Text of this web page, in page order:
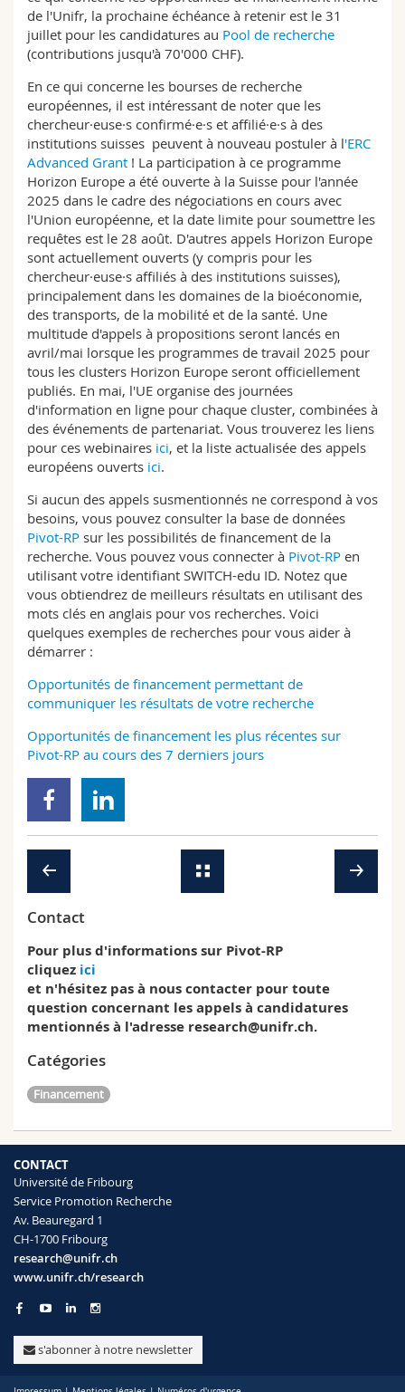
de l'Unifr, la prochaine échéance à retenir est le 31
juillet pour les candidatures au Pool de recherche
(contributions jusqu'à 70'000 CHF).
En ce qui concerne les bourses de recherche
européennes, il est intéressant de noter que les
chercheur·euse·s confirmé·e·s et affilié·e·s à des
institutions suisses peuvent à nouveau postuler à l'ERC
Advanced Grant ! La participation à ce programme
Horizon Europe a été ouverte à la Suisse pour l'année
2025 dans le cadre des négociations en cours avec
l'Union européenne, et la date limite pour soumettre les
requêtes est le 28 août. D'autres appels Horizon Europe
sont actuellement ouverts (y compris pour les
chercheur·euse·s affiliés à des institutions suisses),
principalement dans les domaines de la bioéconomie,
des transports, de la mobilité et de la santé. Une
multitude d'appels à propositions seront lancés en
avril/mai lorsque les programmes de travail 2025 pour
tous les clusters Horizon Europe seront officiellement
publiés. En mai, l'UE organise des journées
d'information en ligne pour chaque cluster, combinées à
des événements de partenariat. Vous trouverez les liens
pour ces webinaires ici, et la liste actualisée des appels
européens ouverts ici.
Si aucun des appels susmentionnés ne correspond à vos
besoins, vous pouvez consulter la base de données
Pivot-RP sur les possibilités de financement de la
recherche. Vous pouvez vous connecter à Pivot-RP en
utilisant votre identifiant SWITCH-edu ID. Notez que
vous obtiendrez de meilleurs résultats en utilisant des
mots clés en anglais pour vos recherches. Voici
quelques exemples de recherches pour vous aider à
démarrer :
Opportunités de financement permettant de
communiquer les résultats de votre recherche
Opportunités de financement les plus récentes sur
Pivot-RP au cours des 7 derniers jours
Contact
Pour plus d'informations sur Pivot-RP
cliquez ici
et n'hésitez pas à nous contacter pour toute
question concernant les appels à candidatures
mentionnés à l'adresse research@unifr.ch.
Catégories
Financement
CONTACT
Université de Fribourg
Service Promotion Recherche
Av. Beauregard 1
CH-1700 Fribourg
research@unifr.ch
www.unifr.ch/research
s'abonner à notre newsletter